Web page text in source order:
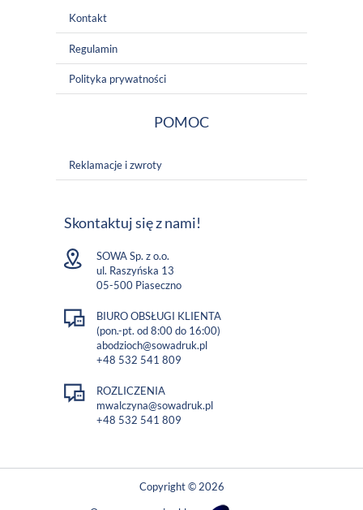
Kontakt
Regulamin
Polityka prywatności
POMOC
Reklamacje i zwroty
Skontaktuj się z nami!
SOWA Sp. z o.o.
ul. Raszyńska 13
05-500 Piaseczno
BIURO OBSŁUGI KLIENTA
(pon.-pt. od 8:00 do 16:00)
abodzioch@sowadruk.pl
+48 532 541 809
ROZLICZENIA
mwalczyna@sowadruk.pl
+48 532 541 809
Copyright © 2026